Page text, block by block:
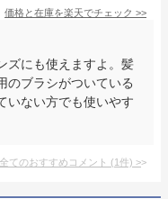
価格と在庫を楽天でチェック >>
ズにも使えますよ。髪
のブラシがついている
いない方でも使いやす
全てのおすすめコメント (1件) >